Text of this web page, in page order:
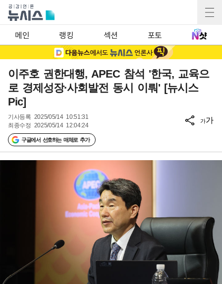
메인 랭킹 섹션 포토
이주호 권한대행, APEC 참석 '한국, 교육으
로 경제성장·사회발전 동시 이뤄' [뉴시스
Pic]
기사등록 2025/05/14 10:51:31
최종수정 2025/05/14 12:04:24
구글에서 선호하는 매체로 추가
가가